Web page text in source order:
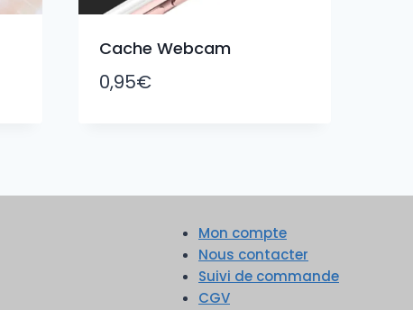
Cache Webcam
0,95€
Mon compte
Nous contacter
Suivi de commande
CGV